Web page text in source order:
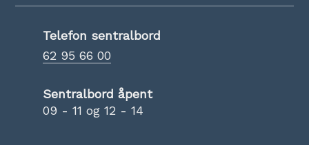
Telefon sentralbord
62 95 66 00
Sentralbord åpent
09 - 11 og 12 - 14